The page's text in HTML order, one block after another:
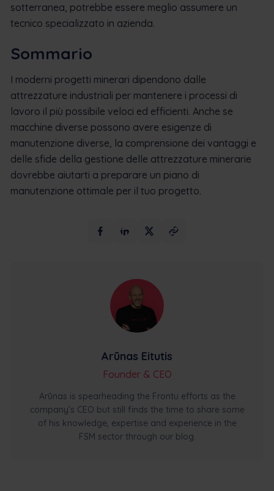
sotterranea, potrebbe essere meglio assumere un
tecnico specializzato in azienda.
Sommario
I moderni progetti minerari dipendono dalle
attrezzature industriali per mantenere i processi di
lavoro il più possibile veloci ed efficienti. Anche se
macchine diverse possono avere esigenze di
manutenzione diverse, la comprensione dei vantaggi e
delle sfide della gestione delle attrezzature minerarie
dovrebbe aiutarti a preparare un piano di
manutenzione ottimale per il tuo progetto.
Arūnas Eitutis
Founder & CEO
Arūnas is spearheading the Frontu efforts as the
company’s CEO but still finds the time to share some
of his knowledge, expertise and experience in the
FSM sector through our blog.